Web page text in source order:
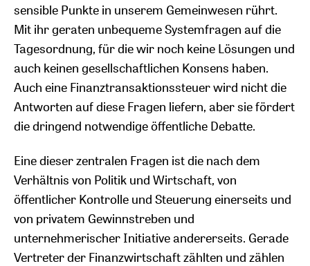
sensible Punkte in unserem Gemeinwesen rührt.
Mit ihr geraten unbequeme Systemfragen auf die
Tagesordnung, für die wir noch keine Lösungen und
auch keinen gesellschaftlichen Konsens haben.
Auch eine Finanztransaktionssteuer wird nicht die
Antworten auf diese Fragen liefern, aber sie fördert
die dringend notwendige öffentliche Debatte.
Eine dieser zentralen Fragen ist die nach dem
Verhältnis von Politik und Wirtschaft, von
öffentlicher Kontrolle und Steuerung einerseits und
von privatem Gewinnstreben und
unternehmerischer Initiative andererseits. Gerade
Vertreter der Finanzwirtschaft zählten und zählen